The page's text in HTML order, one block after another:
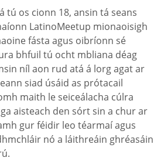
tú os cionn 18, ansin tá seans
LatinoMeetup mionaoisigh
fásta agus oibríonn sé
bhfuil tú ocht mbliana déag
níl aon rud atá á lorg agat ar
siad úsáid as prótacail
maith le seiceálacha cúlra
aisteach den sórt sin a chur ar
gur féidir leo téarmaí agus
nó a láithreáin ghréasáin